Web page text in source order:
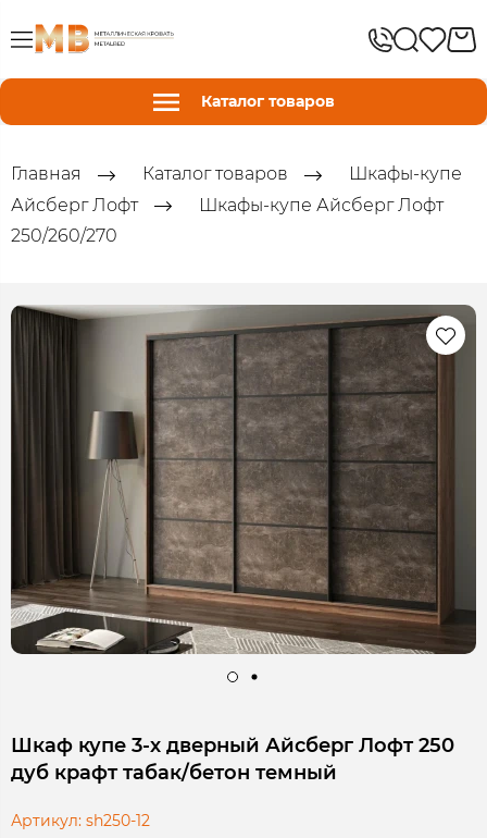
Каталог товаров
Главная Каталог товаров
Шкафы-купе
Айсберг Лофт
Шкафы-купе Айсберг Лофт
250/260/270
Шкаф купе 3-х дверный Айсберг Лофт 250
дуб крафт табак/бетон темный
Артикул: sh250-12